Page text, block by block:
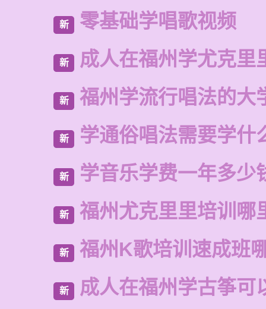
新 零基础学唱歌视频
新 成人在福州学尤克里
新 福州学流行唱法的大
新 学通俗唱法需要学什
新 学音乐学费一年多少
新 福州尤克里里培训哪
新 福州K歌培训速成班
新 成人在福州学古筝可